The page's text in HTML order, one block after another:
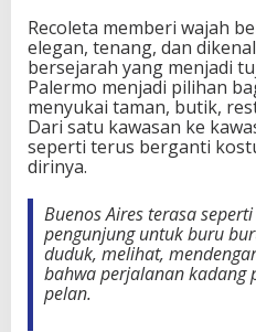
e
n
u
h
W
a
r
Recoleta memberi wajah
elegan, tenang, dan
bersejarah yang menjadi
Palermo menjadi pilihan
menyukai taman, butik,
Dari satu kawasan ke
seperti terus berganti
dirinya.
Buenos Aires terasa
pengunjung untuk buru
duduk, melihat,
bahwa perjalanan kadang
pelan.